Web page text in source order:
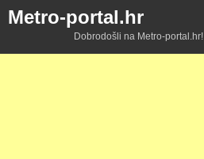
Metro-portal.hr
Dobrodošli na Metro-portal.hr!